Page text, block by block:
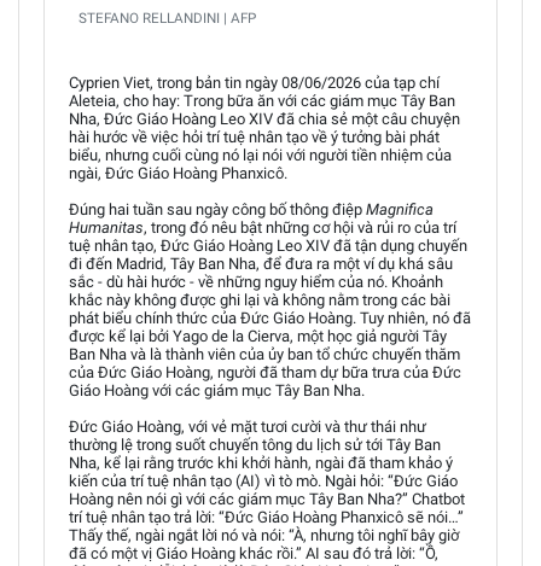
STEFANO RELLANDINI | AFP
Cyprien Viet, trong bản tin ngày 08/06/2026 của tạp chí
Aleteia, cho hay: Trong bữa ăn với các giám mục Tây Ban
Nha, Đức Giáo Hoàng Leo XIV đã chia sẻ một câu chuyện
hài hước về việc hỏi trí tuệ nhân tạo về ý tưởng bài phát
biểu, nhưng cuối cùng nó lại nói với người tiền nhiệm của
ngài, Đức Giáo Hoàng Phanxicô.
Đúng hai tuần sau ngày công bố thông điệp Magnifica
Humanitas, trong đó nêu bật những cơ hội và rủi ro của trí
tuệ nhân tạo, Đức Giáo Hoàng Leo XIV đã tận dụng chuyến
đi đến Madrid, Tây Ban Nha, để đưa ra một ví dụ khá sâu
sắc - dù hài hước - về những nguy hiểm của nó. Khoảnh
khắc này không được ghi lại và không nằm trong các bài
phát biểu chính thức của Đức Giáo Hoàng. Tuy nhiên, nó đã
được kể lại bởi Yago de la Cierva, một học giả người Tây
Ban Nha và là thành viên của ủy ban tổ chức chuyến thăm
của Đức Giáo Hoàng, người đã tham dự bữa trưa của Đức
Giáo Hoàng với các giám mục Tây Ban Nha.
Đức Giáo Hoàng, với vẻ mặt tươi cười và thư thái như
thường lệ trong suốt chuyến tông du lịch sử tới Tây Ban
Nha, kể lại rằng trước khi khởi hành, ngài đã tham khảo ý
kiến của trí tuệ nhân tạo (AI) vì tò mò. Ngài hỏi: “Đức Giáo
Hoàng nên nói gì với các giám mục Tây Ban Nha?” Chatbot
trí tuệ nhân tạo trả lời: “Đức Giáo Hoàng Phanxicô sẽ nói…”
Thấy thế, ngài ngắt lời nó và nói: “À, nhưng tôi nghĩ bây giờ
đã có một vị Giáo Hoàng khác rồi.” AI sau đó trả lời: “Ồ,